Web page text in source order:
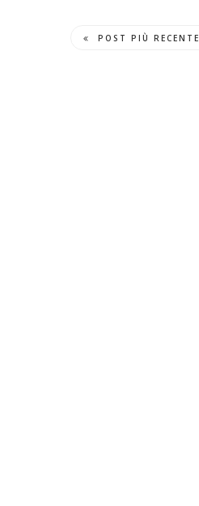
POST PIÙ RECENTE